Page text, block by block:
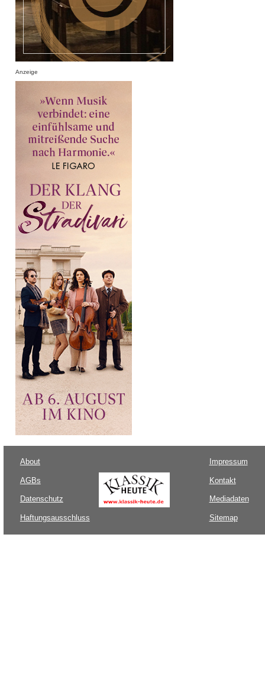
Anzeige
About
AGBs
Datenschutz
Haftungsausschluss
Impressum
Kontakt
Mediadaten
Sitemap